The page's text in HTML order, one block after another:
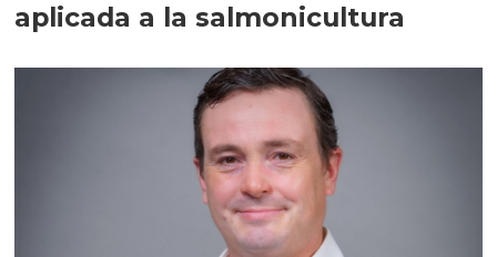
aplicada a la salmonicultura